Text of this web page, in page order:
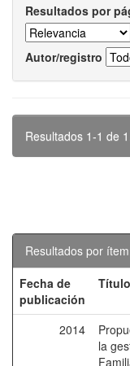
Resultados por
Autor/registro
Resultados 1-1 de
Resultados por
Fecha de
publicación
Título
2014
la